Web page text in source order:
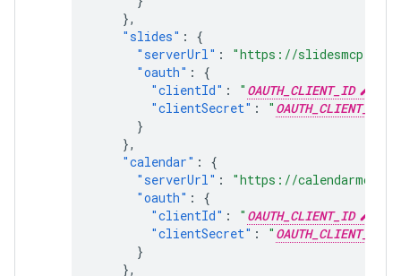
},
"slides" :
{
"serverUrl" :
"https://
"oauth" :
{
"clientId" : " OAUTH_CLIENT_ID
"clientSecret" : "
}
},
"calendar" :
{
"serverUrl" :
"https://
"oauth" :
{
"clientId" : " OAUTH_CLIENT_ID
"clientSecret" : "
}
},